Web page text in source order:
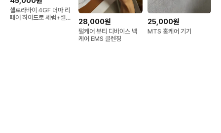
셀로라바이 4GF 더마 리
페어 하이드로 세럼+셀로
28,000원
펄케어 뷰티 디바이스 넥
케어 EMS 클렌징
25,000원
MTS 홈케어 기기